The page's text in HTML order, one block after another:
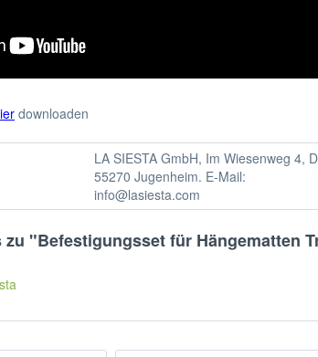
downloaden
LA SIESTA GmbH, Im Wiesenweg 4,
55270 Jugenheim. E-Mail:
info@lasiesta.com
"Befestigungsset für Hängematten